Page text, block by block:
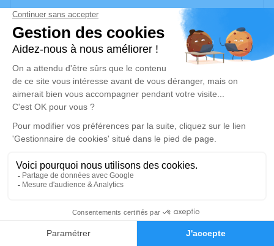
Faire-part Hommages
Nous vous invitons à utiliser cet espace pour
laisser vos condoléances, partager des photos
souvenirs, une anecdote ou exprimer vos pensées
à travers des poèmes ou des textes. Cet endroit
est un lieu d'expression dédié à honorer la
mémoire de François CRISTOFANI.
disponible ici.
Je rends hommage
samedi 30 décembre 2023 à 10h30
Église Saint Victor de Trans-en-Provence